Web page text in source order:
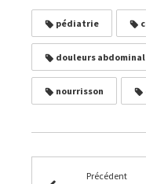
pédiatrie
douleurs
nourrisson
Précédent